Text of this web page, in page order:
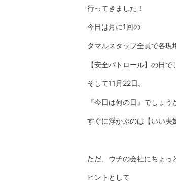
行ってきました！
今日は月に1回の
タマルスタッフ全員で各現
【安全パトロール】の日
そして11月22日。
『今日は何の日』でしょう
すぐに浮かぶのは【いい夫
ただ、ウチの会社にちょっ
ヒントとして